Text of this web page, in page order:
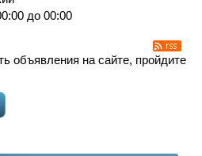
до 00:00
объявления на сайте, пройдите